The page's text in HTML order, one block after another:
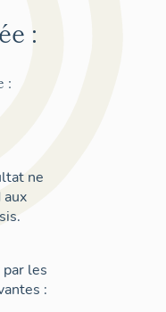
:
:
ne
aux
les
: